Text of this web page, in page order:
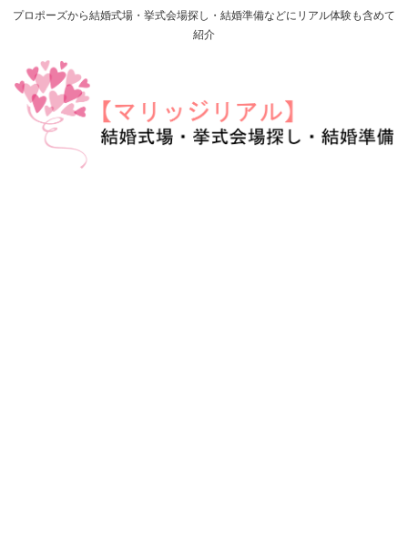
プロポーズから結婚式場・挙式会場探し・結婚準備などにリアル体験も含めて
紹介